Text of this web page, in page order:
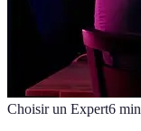
Choisir un Expert6 min